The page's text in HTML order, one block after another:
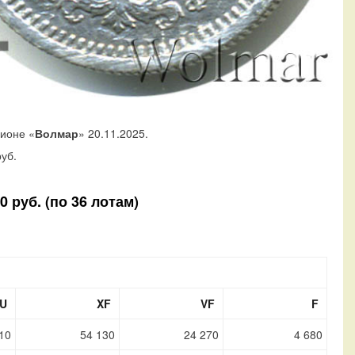
«Волмар» 20.11.2025.
руб. (по 36 лотам)
XF VF
F
54 130 24 270 4 680